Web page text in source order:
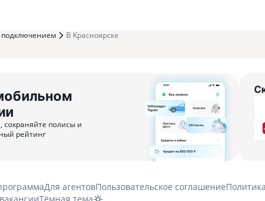
В Красноярске
сохраняйте полисы и
рейтинг
Для агентовПользовательское соглашение